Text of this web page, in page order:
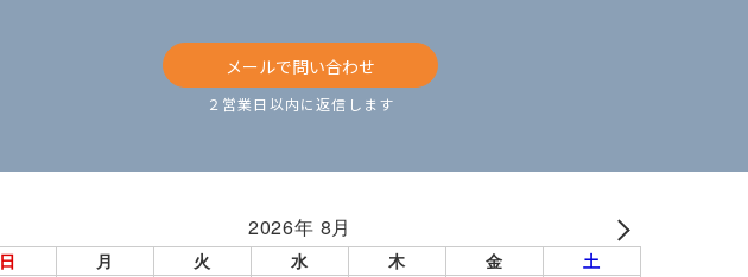
メールで問い合わせ
２営業日以内に返信します
2026年 8月
日 月 火 水 木 金 土